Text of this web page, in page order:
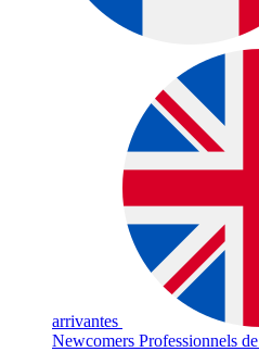
arrivantes
Newcomers Professionnels de